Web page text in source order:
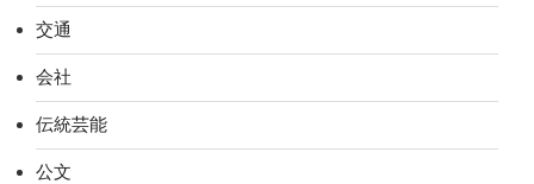
交通
会社
伝統芸能
公文